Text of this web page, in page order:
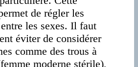
de régler les
les sexes. Il faut
éviter de considérer
comme des trous à
moderne stérile),